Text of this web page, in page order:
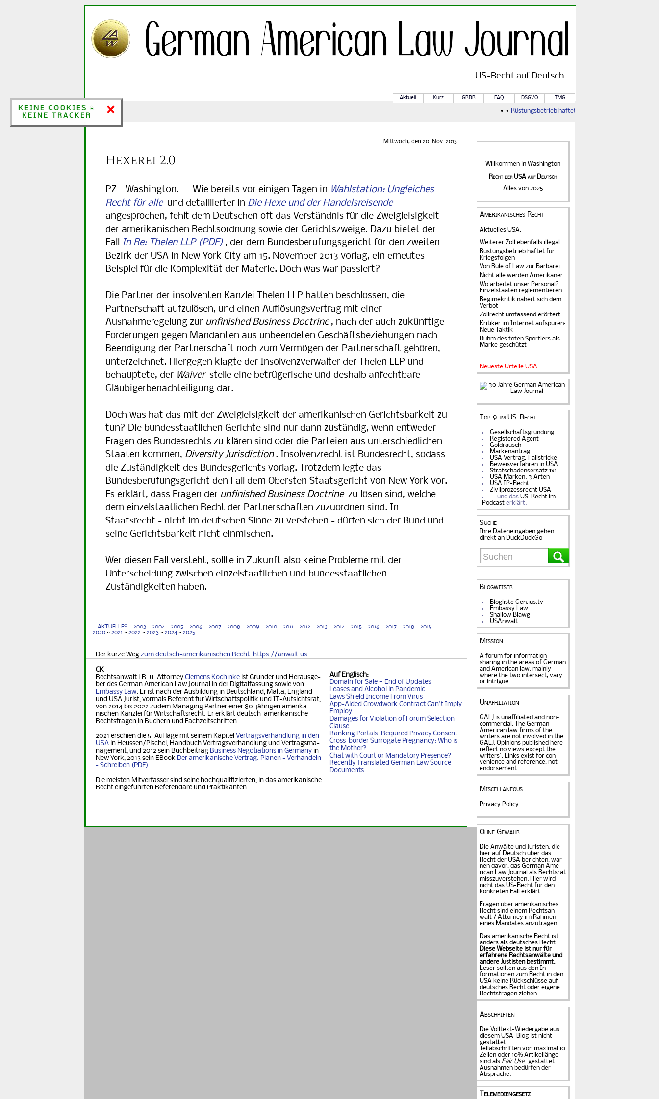
×
KEINE COOKIES &
KEINE TRACKER
US-Rechtauf Deutsch
Aktuell Kurz GRRR FAQ DSGVO TMG
• • Rüstungsbetrieb haftet für Kriegsfolgen
Mittwoch, den 20. Nov. 2013
Hexerei 2.0
PZ - Washington. Wie bereits vor einigen Tagen in Wahlstation: Ungleiches
Recht für alle und detaillierter in Die Hexe und der Handelsreisende
angesprochen, fehlt dem Deutschen oft das Verständnis für die Zweigleisigkeit
der amerikanischen Rechtsordnung sowie der Gerichtszweige. Dazu bietet der
Fall In Re: Thelen LLP
, der dem Bundesberufungsgericht für den zweiten
Bezirk der USA in New York City am 15. November 2013 vorlag, ein erneutes
Beispiel für die Komplexität der Materie. Doch was war passiert?
Die Partner der insolventen Kanzlei Thelen LLP hatten beschlossen, die
Partnerschaft aufzulösen, und einen Auflösungsvertrag mit einer
Ausnahmeregelung zur unfinished Business Doctrine , nach der auch zukünftige
Forderungen gegen Mandanten aus unbeendeten Geschäftsbeziehungen nach
Beendigung der Partnerschaft noch zum Vermögen der Partnerschaft gehören,
unterzeichnet. Hiergegen klagte der Insolvenzverwalter der Thelen LLP und
behauptete, der Waiver stelle eine betrügerische und deshalb anfechtbare
Gläubigerbenachteiligung dar.
Doch was hat das mit der Zweigleisigkeit der amerikanischen Gerichtsbarkeit zu
tun? Die bundesstaatlichen Gerichte sind nur dann zuständig, wenn entweder
Fragen des Bundesrechts zu klären sind oder die Parteien aus unterschiedlichen
Staaten kommen, Diversity Jurisdiction . Insolvenzrecht ist Bundesrecht, sodass
die Zuständigkeit des Bundesgerichts vorlag. Trotzdem legte das
Bundesberufungsgericht den Fall dem Obersten Staatsgericht von New York vor.
Es erklärt, dass Fragen der unfinished Business Doctrine zu lösen sind, welche
dem einzelstaatlichen Recht der Partnerschaften zuzuordnen sind. In
Staatsrecht - nicht im deutschen Sinne zu verstehen - dürfen sich der Bund und
seine Gerichtsbarkeit nicht einmischen.
Wer diesen Fall versteht, sollte in Zukunft also keine Probleme mit der
Unterscheidung zwischen einzelstaatlichen und bundesstaatlichen
Zuständigkeiten haben.
AKTUELLES :: 2003 :: 2004 :: 2005 :: 2006 :: 2007 :: 2008 :: 2009 :: 2010 :: 2011 :: 2012 :: 2013 :: 2014 :: 2015 :: 2016 :: 2017 :: 2018 :: 2019
2020 :: 2021 :: 2022 :: 2023 :: 2024 :: 2025
Der kurze Weg zum deutsch-amerikanischen Recht: https://anwalt.us
Auf Englisch:
Domain for Sale — End of Updates
Leases and Alcohol in Pandemic
Laws Shield Income From Virus
App-Aided Crowdwork Contract Can't Imply
Employ
Damages for Violation of Forum Selection
Clause
Ranking Portals: Required Privacy Consent
Cross-border Surrogate Pregnancy: Who is
the Mother?
Chat with Court or Mandatory Presence?
Recently Translated German Law Source
Documents
CK
Rechtsanwalt i.R. u. Attorney Clemens Kochinke ist Gründer und Her­aus­ge­
ber des German Ame­ri­can Law Journal in der Digitalfassung so­wie von
Embassy Law. Er ist nach der Ausbildung in Deutschland, Mal­ta, Eng­land
und USA Jurist, vormals Referent für Wirt­schafts­politik und IT-Auf­sichtsrat,
von 2014 bis 2022 zudem Managing Part­ner einer 80-jäh­ri­gen ame­ri­ka­
nischen Kanzlei für Wirtschaftsrecht. Er erklärt deutsch-ame­ri­ka­ni­sche
Rechts­fra­gen in Büchern und Fachzeitschriften.
2021 erschien die 5. Auflage mit seinem Kapitel Vertragsverhandlung in den
USA in Heus­sen/Pischel, Handbuch Vertragsverhandlung und Ver­trags­ma­
na­ge­ment, und 2012 sein Buchbeitrag Business Nego­ti­ati­ons in Ger­ma­ny in
New York, 2013 sein EBook Der ame­ri­ka­ni­sche Vertrag: Planen - Ver­han­deln
- Schreiben
.
Die meisten Mitverfasser sind seine hochqualifizierten, in das amerikanische
Recht eingeführten Referendare und Praktikanten.
Willkommen in Washington
Recht der USA auf Deutsch
Alles von 2025
Amerikanisches Recht
Aktuelles USA:
Weiterer Zoll ebenfalls illegal
Rüstungsbetrieb haftet für
Kriegsfolgen
Von Rule of Law zur Barbarei
Nicht alle werden Amerikaner
Wo arbeitet unser Personal?
Einzelstaaten reglementieren
Regimekritik nähert sich dem
Verbot
Zollrecht umfassend erörtert
Kritiker im Internet aufspüren:
Neue Taktik
Ruhm des toten Sportlers als
Marke geschützt
Neueste Urteile USA
Top 9 im US-Recht
Gesellschaftsgründung
Registered Agent
Goldrausch
Markenantrag
USA Vertrag: Fallstricke
Beweisverfahren in USA
Strafschadensersatz 1x1
USA Marken: 3 Arten
USA IP-Recht
Zivilprozessrecht USA
… und dasUS-Recht im
Podcast erklärt.
Suche
Ihre Dateneingaben gehen
direkt an DuckDuckGo
Blogweiser
Blogliste Gen.ius.tv
Embassy Law
Shallow Blawg
USAnwalt
Mission
A forum for information
sharing in the areas of German
and American law, mainly
where the two intersect, vary
or intrigue.
Unaffiliation
GALJ is unaffiliated and non-
commercial. The Ger­man
American law firms of the
writers are not in­volved in the
GALJ. Opi­nions published here
reflect no views except the
writers'. Links exist for con­
venience and refe­rence, not
endorse­ment.
Miscellaneous
Privacy Policy
Ohne Gewähr
Die Anwälte und Juristen, die
hier auf Deutsch über das
Recht der USA be­rich­ten, war­
nen davor, das German Ame­
rican Law Journal als Rechts­rat
miss­zu­verstehen. Hier wird
nicht das US-Recht für den
konkreten Fall er­klärt.
Fragen über amerika­ni­sches
Recht sind einem Rechts­an­
walt / Attorney im Rahmen
eines Mandates an­zu­tragen.
Das amerikanische Recht ist
anders als deutsches Recht.
Diese Webseite ist nur für
erfahrene Rechtsanwälte und
andere Justisten be­stimmt.
Leser sollten aus den In­
formationen zum Recht in den
USA keine Rückschlüsse auf
deutsches Recht oder eigene
Rechtsfragen ziehen.
Abschriften
Die Volltext-Wiedergabe aus
diesem USA-Blog ist nicht
gestattet.
Teilabschriften von maximal 10
Zeilen oder 10% Artikellänge
sind als Fair Use
gestattet.
Ausnahmen bedürfen der
Absprache.
Telemediengesetz
×
KEINE COOKIES -
KEINE TRACKER